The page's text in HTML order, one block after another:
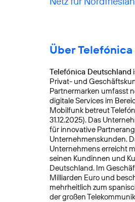
Über
Telefónica Deutschland
Privat- und
Partnermarken umfasst
digitale Services im
Mobilfunk betreut
31.12.2025). Das
für innovative
Unternehmenskunden.
Unternehmens erreicht
seinen Kundinnen und
Deutschland. Im
Milliarden Euro und
mehrheitlich zum
der großen